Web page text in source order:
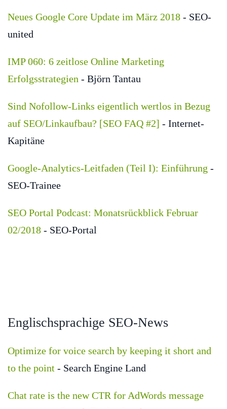
Neues Google Core Update im März 2018 - SEO-
united
IMP 060: 6 zeitlose Online Marketing
Erfolgsstrategien - Björn Tantau
Sind Nofollow-Links eigentlich wertlos in Bezug
auf SEO/Linkaufbau? [SEO FAQ #2] - Internet-
Kapitäne
Google-Analytics-Leitfaden (Teil I): Einführung -
SEO-Trainee
SEO Portal Podcast: Monatsrückblick Februar
02/2018 - SEO-Portal
Englischsprachige SEO-News
Optimize for voice search by keeping it short and
to the point - Search Engine Land
Chat rate is the new CTR for AdWords message